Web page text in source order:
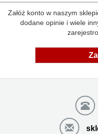
Załóż konto w naszym
dodane opinie i wiele